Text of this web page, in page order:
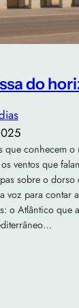
do
que conhecem o
ventos que
sobre o dorso
voz para contar
o Atlântico que